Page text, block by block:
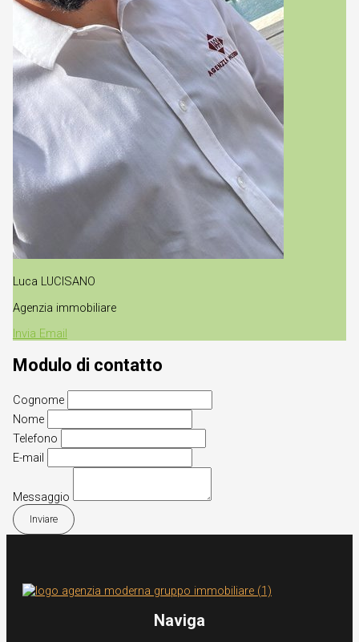
Luca LUCISANO
Agenzia immobiliare
Invia Email
Modulo di contatto
Cognome
Nome
Telefono
E-mail
Messaggio
Inviare
Naviga